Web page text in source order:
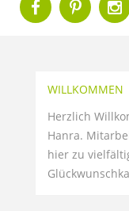
WILLKOMMEN
Herzlich
Hanra.
hier zu